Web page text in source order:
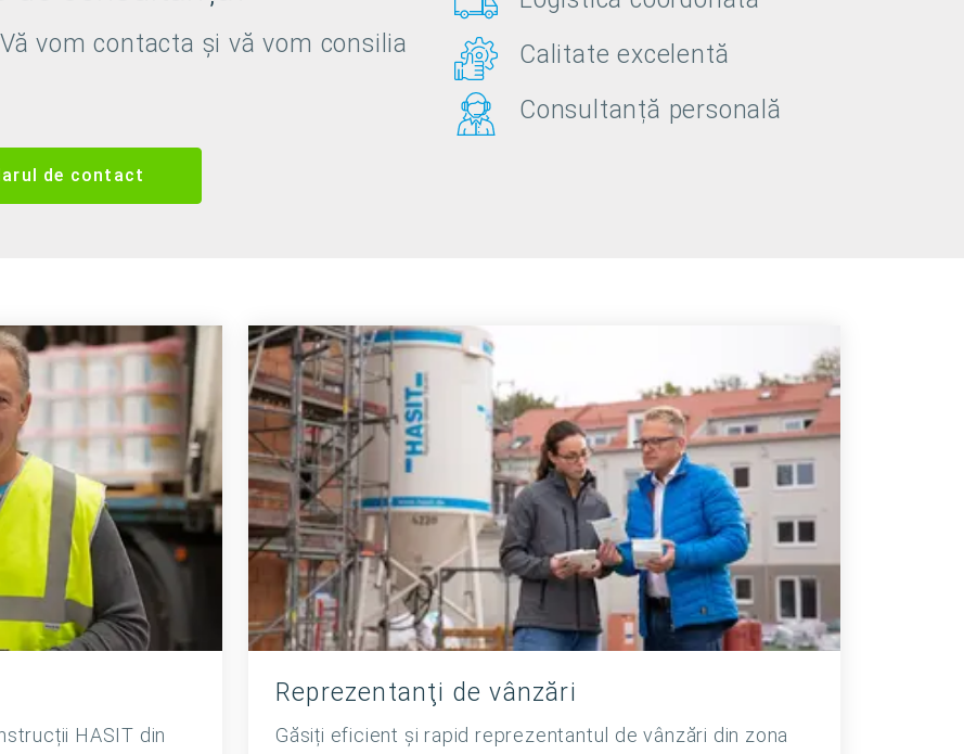
vom contacta și vă vom consilia
Calitate excelentă
Consultanță personală
de contact
HASIT din
Reprezentanţi de vânzări
Găsiți eficient și rapid reprezentantul de vânzări din zona